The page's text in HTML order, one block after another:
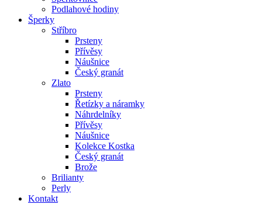
Podlahové hodiny
Šperky
Stříbro
Prsteny
Přívěsy
Náušnice
Český granát
Zlato
Prsteny
Řetízky a náramky
Náhrdelníky
Přívěsy
Náušnice
Kolekce Kostka
Český granát
Brože
Brilianty
Perly
Kontakt